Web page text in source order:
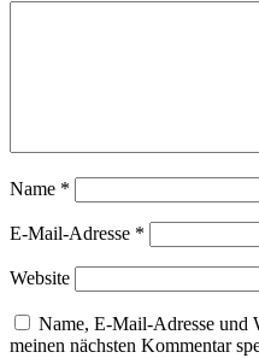
Name *
E-Mail-Adresse *
Website
Name, E-Mail-Adresse und
meinen nächsten Kommentar